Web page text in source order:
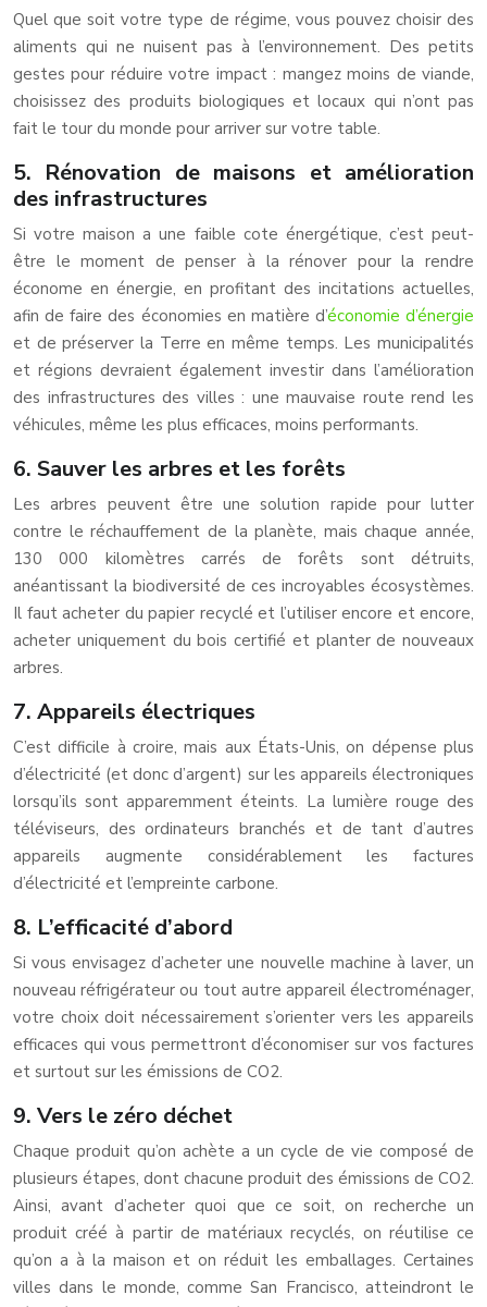
Quel que soit votre type de régime, vous pouvez choisir des
aliments qui ne nuisent pas à l’environnement. Des petits
gestes pour réduire votre impact : mangez moins de viande,
choisissez des produits biologiques et locaux qui n’ont pas
fait le tour du monde pour arriver sur votre table.
5. Rénovation de maisons et amélioration
des infrastructures
Si votre maison a une faible cote énergétique, c’est peut-
être le moment de penser à la rénover pour la rendre
économe en énergie, en profitant des incitations actuelles,
afin de faire des économies en matière d’économie d’énergie
et de préserver la Terre en même temps. Les municipalités
et régions devraient également investir dans l’amélioration
des infrastructures des villes : une mauvaise route rend les
véhicules, même les plus efficaces, moins performants.
6. Sauver les arbres et les forêts
Les arbres peuvent être une solution rapide pour lutter
contre le réchauffement de la planète, mais chaque année,
130 000 kilomètres carrés de forêts sont détruits,
anéantissant la biodiversité de ces incroyables écosystèmes.
Il faut acheter du papier recyclé et l’utiliser encore et encore,
acheter uniquement du bois certifié et planter de nouveaux
arbres.
7. Appareils électriques
C’est difficile à croire, mais aux États-Unis, on dépense plus
d’électricité (et donc d’argent) sur les appareils électroniques
lorsqu’ils sont apparemment éteints. La lumière rouge des
téléviseurs, des ordinateurs branchés et de tant d’autres
appareils augmente considérablement les factures
d’électricité et l’empreinte carbone.
8. L’efficacité d’abord
Si vous envisagez d’acheter une nouvelle machine à laver, un
nouveau réfrigérateur ou tout autre appareil électroménager,
votre choix doit nécessairement s’orienter vers les appareils
efficaces qui vous permettront d’économiser sur vos factures
et surtout sur les émissions de CO2.
9. Vers le zéro déchet
Chaque produit qu’on achète a un cycle de vie composé de
plusieurs étapes, dont chacune produit des émissions de CO2.
Ainsi, avant d’acheter quoi que ce soit, on recherche un
produit créé à partir de matériaux recyclés, on réutilise ce
qu’on a à la maison et on réduit les emballages. Certaines
villes dans le monde, comme San Francisco, atteindront le